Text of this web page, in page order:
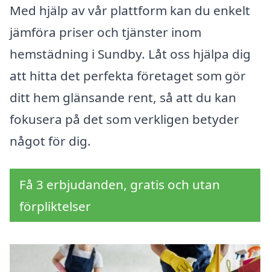
Med hjälp av vår plattform kan du enkelt
jämföra priser och tjänster inom
hemstädning i Sundby. Låt oss hjälpa dig
att hitta det perfekta företaget som gör
ditt hem glänsande rent, så att du kan
fokusera på det som verkligen betyder
något för dig.
Få 3 erbjudanden, gratis och utan
förpliktelser